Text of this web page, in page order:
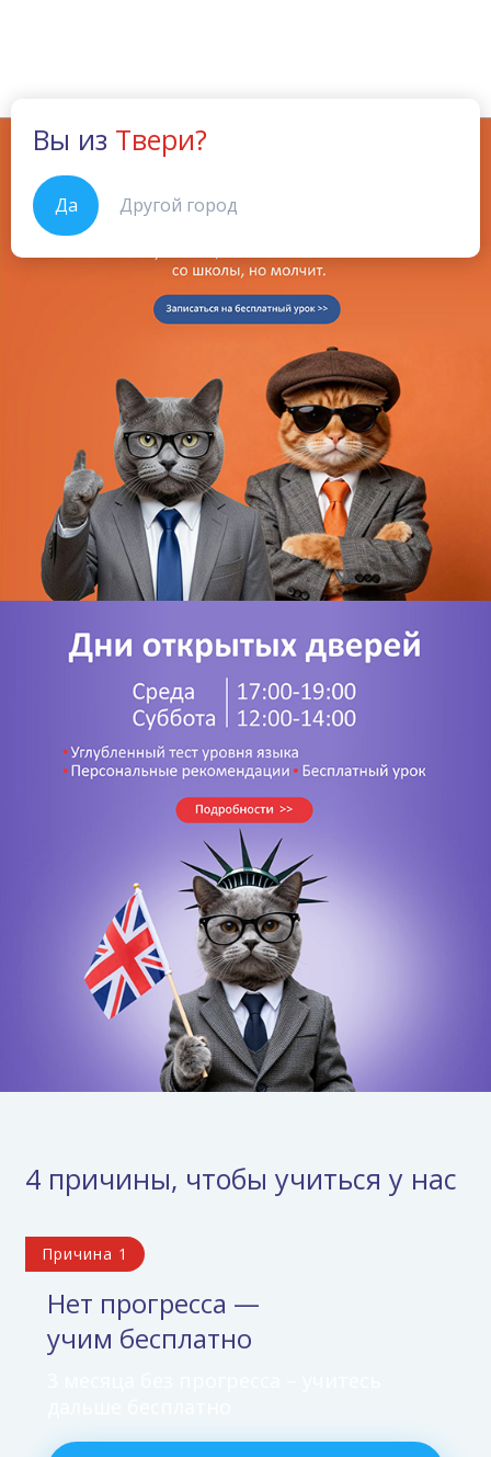
Вы из Твери?
Да Другой город
4 причины, чтобы учиться у нас
Причина 1
Нет прогресса —
учим бесплатно